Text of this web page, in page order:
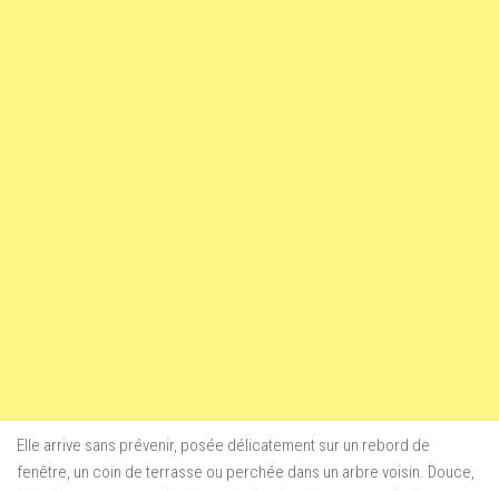
Elle arrive sans prévenir, posée délicatement sur un rebord de
fenêtre, un coin de terrasse ou perchée dans un arbre voisin. Douce,